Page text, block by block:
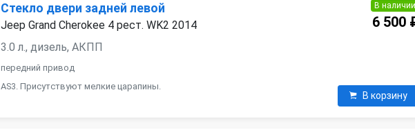
Стекло двери задней левой
Jeep Grand Cherokee 4 рест. WK2 2014
3.0 л., дизель, АКПП
передний привод
AS3. Присутствуют мелкие царапины.
В наличии
6 500
В корзину